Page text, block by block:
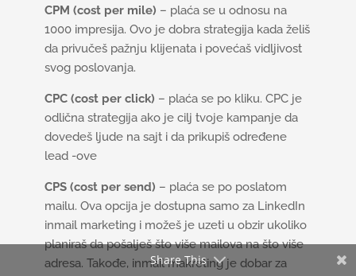
CPM (cost per mile) – plaća se u odnosu na
1000 impresija. Ovo je dobra strategija kada želiš
da privučeš pažnju klijenata i povećaš vidljivost
svog poslovanja.
CPC (cost per click) – plaća se po kliku. CPC je
odlična strategija ako je cilj tvoje kampanje da
dovedeš ljude na sajt i da prikupiš određene
lead -ove
CPS (cost per send) – plaća se po poslatom
mailu. Ova opcija je dostupna samo za LinkedIn
inmail marketing i možeš je uzeti u obzir ukoliko
planiraš da pošalješ što više mailova na što više
adresa. Takođe, inmail makreting je dobar za
Share This